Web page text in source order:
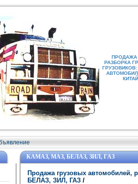
ПРОДАЖА
РАЗБОРКА
КАМАЗ, МАЗ, БЕЛАЗ, ЗИЛ, ГАЗ
Продажа грузовых автомобилей,
БЕЛАЗ, ЗИЛ, ГАЗ /